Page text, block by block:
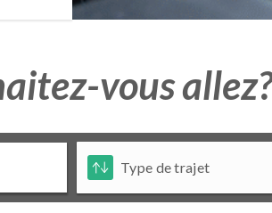
vous allez?